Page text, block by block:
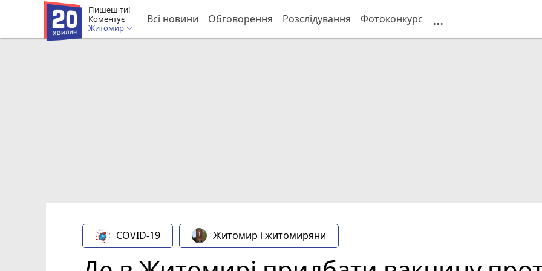
Пишеш ти!
Коментує
Житомир
Всі новини Обговорення Розслідування Фотоконкурс ...
COVID-19 Житомир і житомиряни